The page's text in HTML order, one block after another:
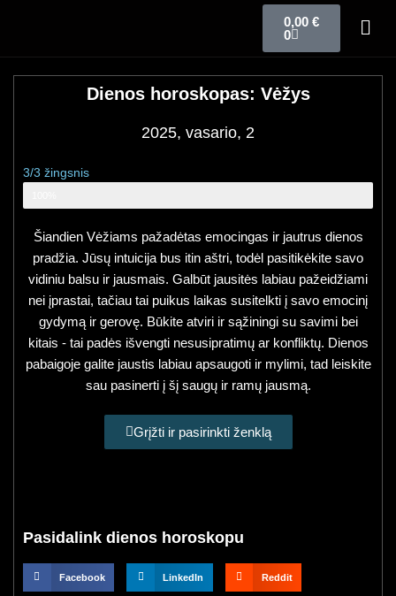
0,00 €
0
Dienos horoskopas: Vėžys
2025, vasario, 2
3/3 žingsnis
Šiandien Vėžiams pažadėtas emocingas ir jautrus dienos
pradžia. Jūsų intuicija bus itin aštri, todėl pasitikėkite savo
vidiniu balsu ir jausmais. Galbūt jausitės labiau pažeidžiami
nei įprastai, tačiau tai puikus laikas susitelkti į savo emocinį
gydymą ir gerovę. Būkite atviri ir sąžiningi su savimi bei
kitais - tai padės išvengti nesusipratimų ar konfliktų. Dienos
pabaigoje galite jaustis labiau apsaugoti ir mylimi, tad leiskite
sau pasinerti į šį saugų ir ramų jausmą.
Grįžti ir pasirinkti ženklą
Pasidalink dienos horoskopu
Facebook LinkedIn Reddit